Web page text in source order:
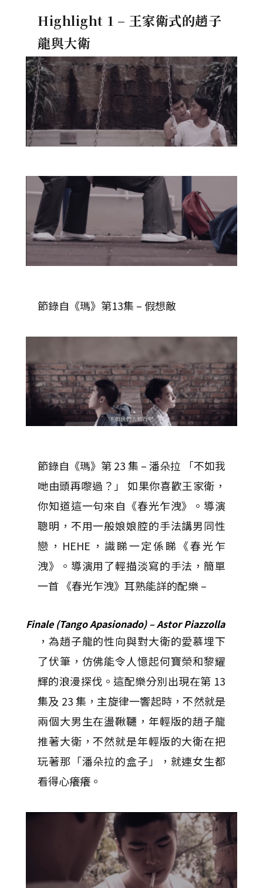
Highlight 1 – 王家衛式的趙子
龍與大衛
節錄自《瑪》第13集 – 假想敵
節錄自《瑪》第 23 集 – 潘朵拉 「不如我
哋由頭再嚟過？」 如果你喜歡王家衛，
你知道這一句來自《春光乍洩》。導演
聰明，不用一般娘娘腔的手法講男同性
戀，HEHE，識睇一定係睇《春光乍
洩》。導演用了輕描淡寫的手法，簡單
一首 《春光乍洩》耳熟能詳的配樂 –
Finale (Tango Apasionado) – Astor Piazzolla
，為趙子龍的性向與對大衛的愛慕埋下
了伏筆，仿佛能令人憶起何寶榮和黎耀
輝的浪漫探伐。這配樂分別出現在第 13
集及 23 集，主旋律一響起時，不然就是
兩個大男生在盪鞦韆，年輕版的趙子龍
推著大衛，不然就是年輕版的大衛在把
玩著那「潘朵拉的盒子」，就連女生都
看得心癢癢。